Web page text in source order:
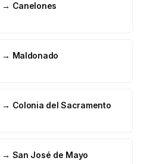
→ Canelones
→ Maldonado
→ Colonia del Sacramento
→ San José de Mayo